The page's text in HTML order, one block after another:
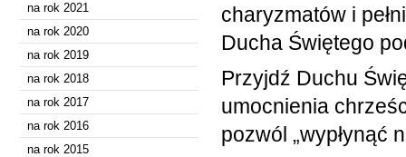
na rok 2021
na rok 2020
na rok 2019
na rok 2018
na rok 2017
na rok 2016
na rok 2015
charyzmatów i
Ducha Świętego
Przyjdź Duchu
umocnienia
pozwól „wypłynąć